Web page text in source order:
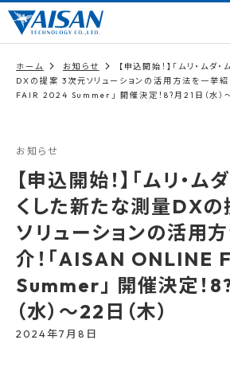
ホーム お知らせ
【申込開始！】「ムリ・ムダ
DXの提案 3次元ソリューションの活用方法を一挙
FAIR 2024 Summer」 開催決定！8?月21日（水）
お知らせ
【申込開始！】「ムリ・ム
くした新たな測量DX
ソリューションの活用
介！「AISAN ONLINE
Summer」 開催決定！
（水）〜22日（木）
2024年7月8日